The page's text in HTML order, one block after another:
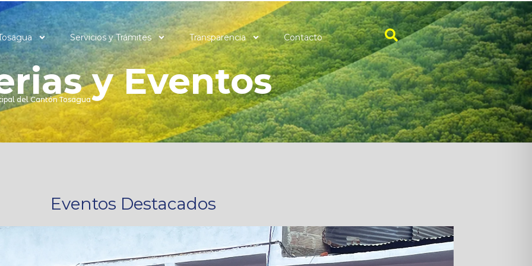
Servicios y Trámites Transparencia Contacto
y Eventos
del Cantón Tosagua
Eventos Destacados